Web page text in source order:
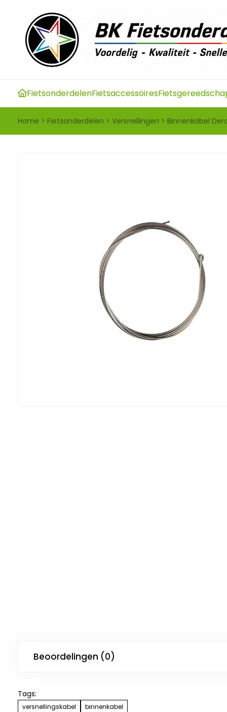
FietsonderdelenFietsaccessoires
Home > Fietsonderdelen > Versnellingen > Binnenkabel
Beoordelingen (0)
Tags:
versnellingskabel binnenkabel